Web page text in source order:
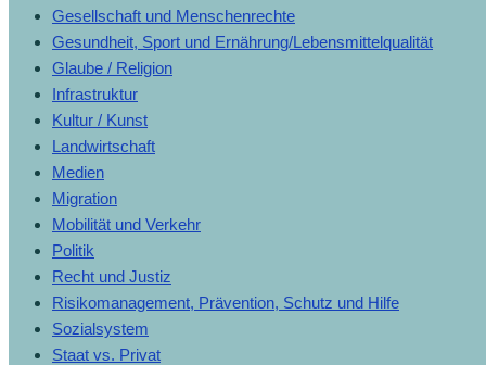
Gesellschaft und Menschenrechte
Gesundheit, Sport und Ernährung/Lebensmittelqualität
Glaube / Religion
Infrastruktur
Kultur / Kunst
Landwirtschaft
Medien
Migration
Mobilität und Verkehr
Politik
Recht und Justiz
Risikomanagement, Prävention, Schutz und Hilfe
Sozialsystem
Staat vs. Privat